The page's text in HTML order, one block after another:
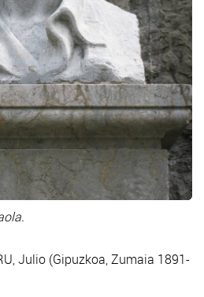
Julio (Gipuzkoa, Zumaia 1891-